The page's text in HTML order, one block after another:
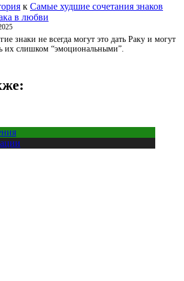
к Самые худшие сочетания знаков
в любви
знаки не всегда могут это дать Раку и могут
их слишком “эмоциональными”.